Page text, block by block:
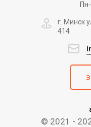
© 2021 -
г. Минск
414